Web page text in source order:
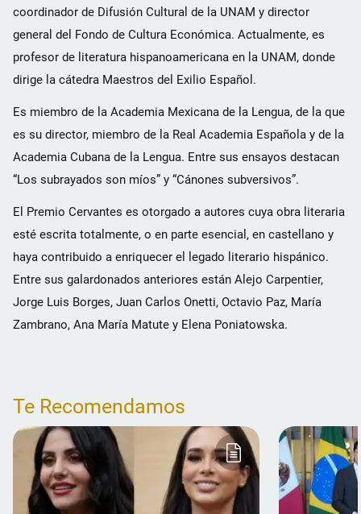
coordinador de Difusión Cultural de la UNAM y director
general del Fondo de Cultura Económica. Actualmente, es
profesor de literatura hispanoamericana en la UNAM, donde
dirige la cátedra Maestros del Exilio Español.
Es miembro de la Academia Mexicana de la Lengua, de la que
es su director, miembro de la Real Academia Española y de la
Academia Cubana de la Lengua. Entre sus ensayos destacan
“Los subrayados son míos” y “Cánones subversivos”.
El Premio Cervantes es otorgado a autores cuya obra literaria
esté escrita totalmente, o en parte esencial, en castellano y
haya contribuido a enriquecer el legado literario hispánico.
Entre sus galardonados anteriores están Alejo Carpentier,
Jorge Luis Borges, Juan Carlos Onetti, Octavio Paz, María
Zambrano, Ana María Matute y Elena Poniatowska.
Te Recomendamos